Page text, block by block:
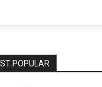
POPULAR